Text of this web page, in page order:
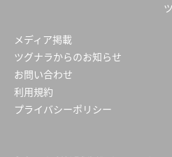
メディア掲載
ツグナラからのお知らせ
お問い合わせ
利用規約
プライバシーポリシー